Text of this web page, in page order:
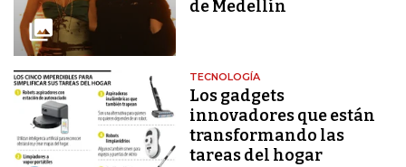
de Medellín
TECNOLOGÍA
Los gadgets
innovadores que están
transformando las
tareas del hogar